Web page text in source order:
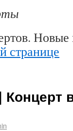
странице
Концерт